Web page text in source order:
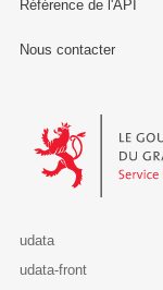
Référence de l'API
Nous contacter
Le Gouvernement
udata
udata-front